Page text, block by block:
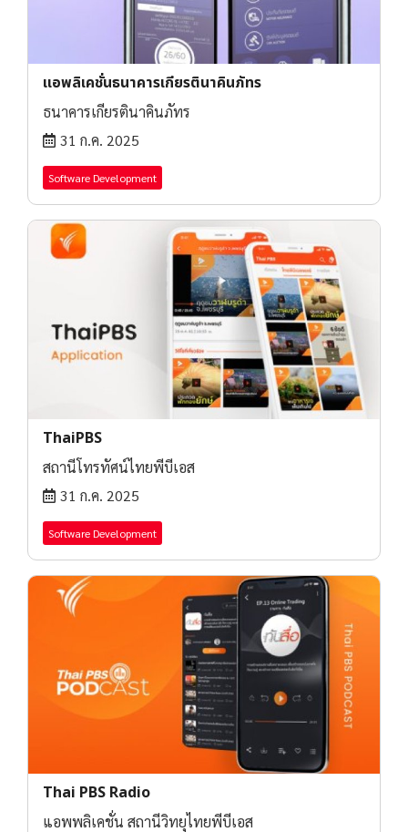
แอพลิเคชั่นธนาคารเกียรตินาคินภัทร
ธนาคารเกียรตินาคินภัทร
31 ก.ค. 2025
Software Development
ThaiPBS
สถานีโทรทัศน์ไทยพีบีเอส
31 ก.ค. 2025
Software Development
Thai PBS Radio
แอพพลิเคชั่น สถานีวิทยุไทยพีบีเอส